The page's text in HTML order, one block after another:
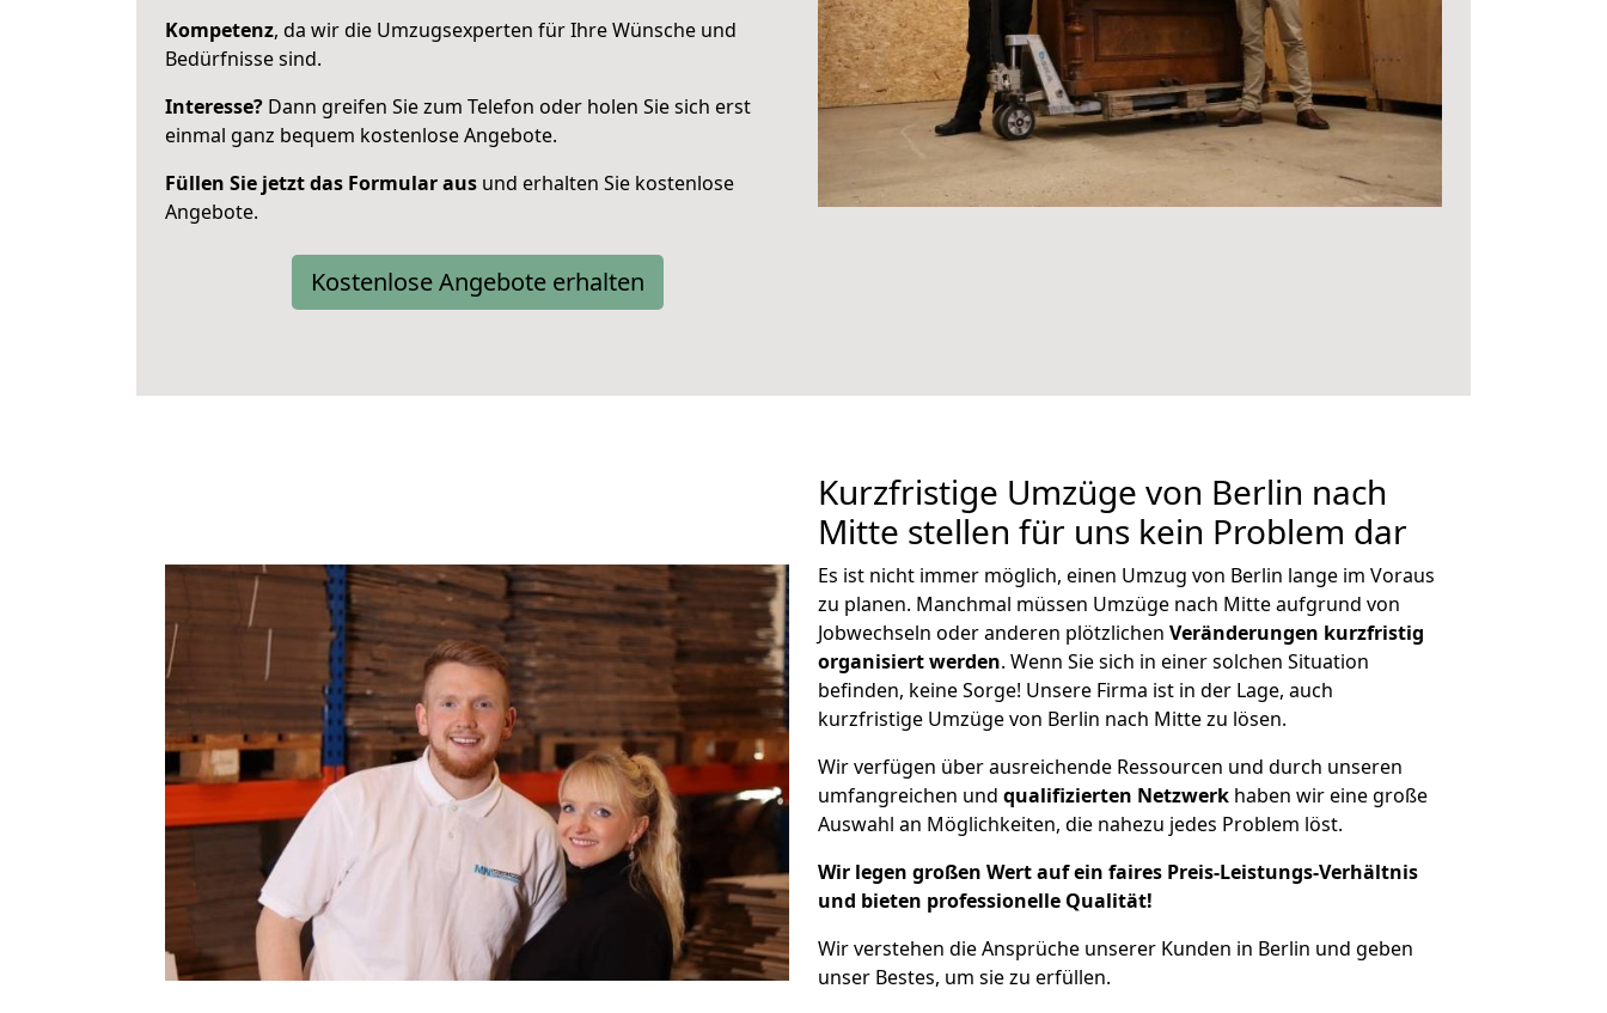
Kompetenz, da wir die Umzugsexperten für Ihre Wünsche und
Bedürfnisse sind.
Interesse? Dann greifen Sie zum Telefon oder holen Sie sich erst
einmal ganz bequem kostenlose Angebote.
Füllen Sie jetzt das Formular aus und erhalten Sie kostenlose
Angebote.
Kostenlose Angebote erhalten
Kurzfristige Umzüge von Berlin nach
Mitte stellen für uns kein Problem dar
Es ist nicht immer möglich, einen Umzug von Berlin lange im Voraus
zu planen. Manchmal müssen Umzüge nach Mitte aufgrund von
Jobwechseln oder anderen plötzlichen Veränderungen kurzfristig
organisiert werden. Wenn Sie sich in einer solchen Situation
befinden, keine Sorge! Unsere Firma ist in der Lage, auch
kurzfristige Umzüge von Berlin nach Mitte zu lösen.
Wir verfügen über ausreichende Ressourcen und durch unseren
umfangreichen und qualifizierten Netzwerk haben wir eine große
Auswahl an Möglichkeiten, die nahezu jedes Problem löst.
Wir legen großen Wert auf ein faires Preis-Leistungs-Verhältnis
und bieten professionelle Qualität!
Wir verstehen die Ansprüche unserer Kunden in Berlin und geben
unser Bestes, um sie zu erfüllen.